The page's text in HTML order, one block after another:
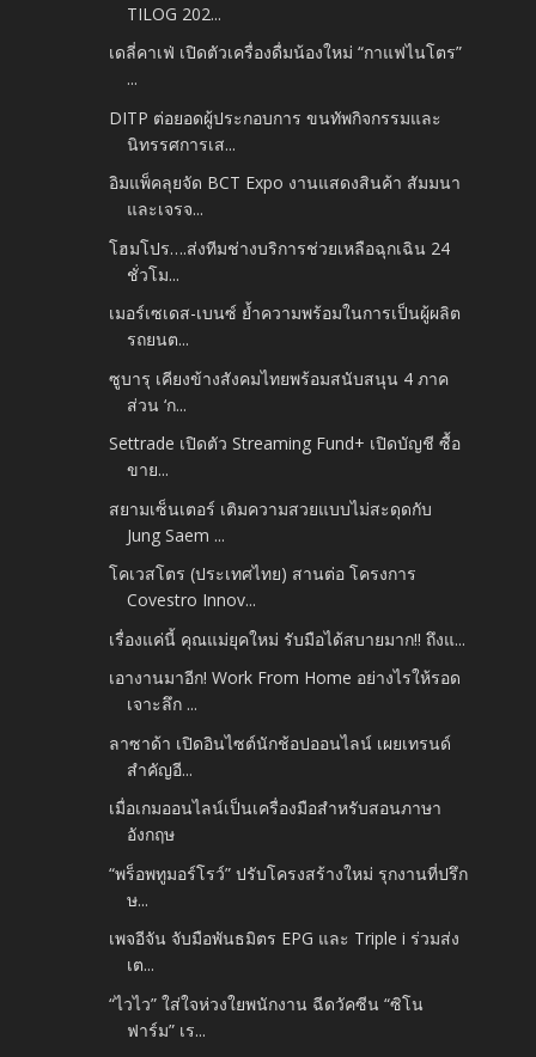
TILOG 202...
เดลี่คาเฟ่ เปิดตัวเครื่องดื่มน้องใหม่ “กาแฟไนโตร”
...
DITP ต่อยอดผู้ประกอบการ ขนทัพกิจกรรมและ
นิทรรศการเส...
อิมแพ็คลุยจัด BCT Expo งานแสดงสินค้า สัมมนา
และเจรจ...
โฮมโปร….ส่งทีมช่างบริการช่วยเหลือฉุกเฉิน 24
ชั่วโม...
เมอร์เซเดส-เบนซ์ ย้ำความพร้อมในการเป็นผู้ผลิต
รถยนต...
ซูบารุ เคียงข้างสังคมไทยพร้อมสนับสนุน 4 ภาค
ส่วน ‘ก...
Settrade เปิดตัว Streaming Fund+ เปิดบัญชี ซื้อ
ขาย...
สยามเซ็นเตอร์ เติมความสวยแบบไม่สะดุดกับ
Jung Saem ...
โคเวสโตร (ประเทศไทย) สานต่อ โครงการ
Covestro Innov...
เรื่องแค่นี้ คุณแม่ยุคใหม่ รับมือได้สบายมาก!! ถึงแ...
เอางานมาอีก! Work From Home อย่างไรให้รอด
เจาะลึก ...
ลาซาด้า เปิดอินไซต์นักช้อปออนไลน์ เผยเทรนด์
สำคัญอี...
เมื่อเกมออนไลน์เป็นเครื่องมือสำหรับสอนภาษา
อังกฤษ
“พร็อพทูมอร์โรว์” ปรับโครงสร้างใหม่ รุกงานที่ปรึก
ษ...
เพจอีจัน จับมือพันธมิตร EPG และ Triple i ร่วมส่ง
เต...
“ไวไว” ใส่ใจห่วงใยพนักงาน ฉีดวัคซีน “ซิโน
ฟาร์ม” เร...